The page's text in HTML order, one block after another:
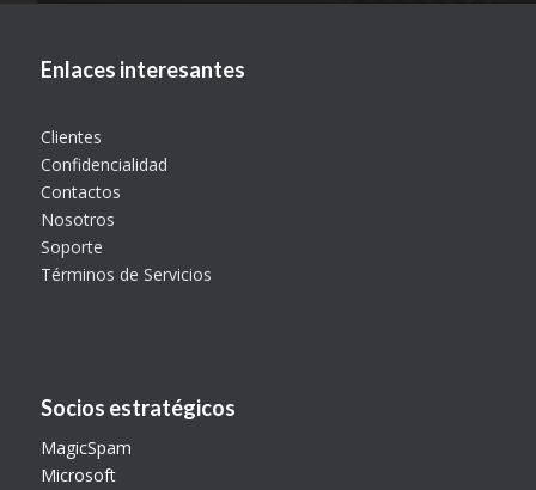
Enlaces interesantes
Clientes
Confidencialidad
Contactos
Nosotros
Soporte
Términos de Servicios
Socios estratégicos
MagicSpam
Microsoft